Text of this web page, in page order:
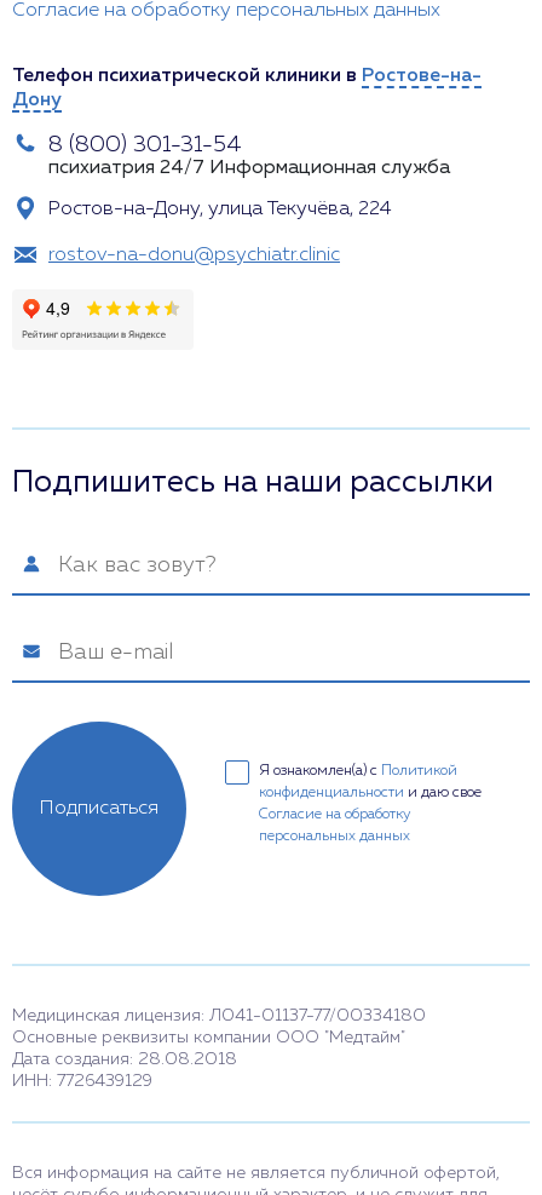
Согласие на обработку персональных данных
Телефон психиатрической клиники в Ростове-на-
Дону
8 (800) 301-31-54
психиатрия 24/7 Информационная служба
Ростов-на-Дону, улица Текучёва, 224
rostov-na-donu@psychiatr.clinic
Подпишитесь на наши рассылки
Я ознакомлен(а) с
Политикой
конфиденциальности и даю свое
Согласие на обработку
персональных данных
Подписаться
Медицинская лицензия: Л041-01137-77/00334180
Основные реквизиты компании ООО "Медтайм"
Дата создания: 28.08.2018
ИНН: 7726439129
Вся информация на сайте не является публичной офертой,